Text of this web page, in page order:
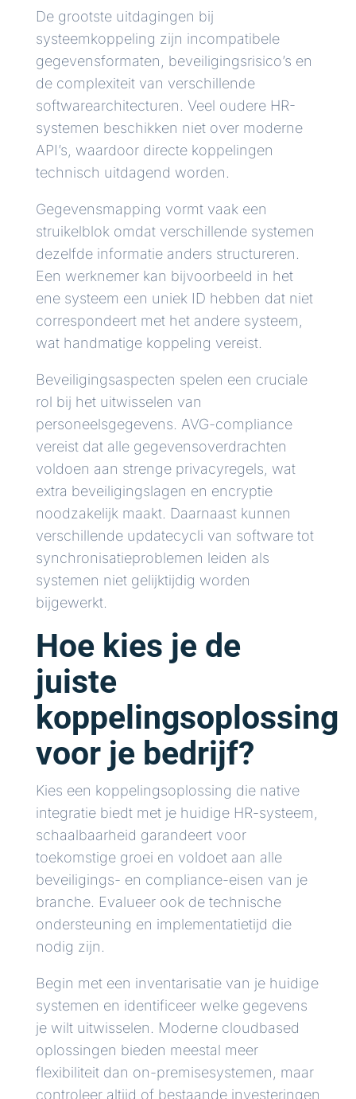
De grootste uitdagingen bij
systeemkoppeling zijn incompatibele
gegevensformaten, beveiligingsrisico’s en
de complexiteit van verschillende
softwarearchitecturen. Veel oudere HR-
systemen beschikken niet over moderne
API’s, waardoor directe koppelingen
technisch uitdagend worden.
Gegevensmapping vormt vaak een
struikelblok omdat verschillende systemen
dezelfde informatie anders structureren.
Een werknemer kan bijvoorbeeld in het
ene systeem een uniek ID hebben dat niet
correspondeert met het andere systeem,
wat handmatige koppeling vereist.
Beveiligingsaspecten spelen een cruciale
rol bij het uitwisselen van
personeelsgegevens. AVG-compliance
vereist dat alle gegevensoverdrachten
voldoen aan strenge privacyregels, wat
extra beveiligingslagen en encryptie
noodzakelijk maakt. Daarnaast kunnen
verschillende updatecycli van software tot
synchronisatieproblemen leiden als
systemen niet gelijktijdig worden
bijgewerkt.
Hoe kies je de
juiste
koppelingsoplossing
voor je bedrijf?
Kies een koppelingsoplossing die native
integratie biedt met je huidige HR-systeem,
schaalbaarheid garandeert voor
toekomstige groei en voldoet aan alle
beveiligings- en compliance-eisen van je
branche. Evalueer ook de technische
ondersteuning en implementatietijd die
nodig zijn.
Begin met een inventarisatie van je huidige
systemen en identificeer welke gegevens
je wilt uitwisselen. Moderne cloudbased
oplossingen bieden meestal meer
flexibiliteit dan on-premisesystemen, maar
controleer altijd of bestaande investeringen